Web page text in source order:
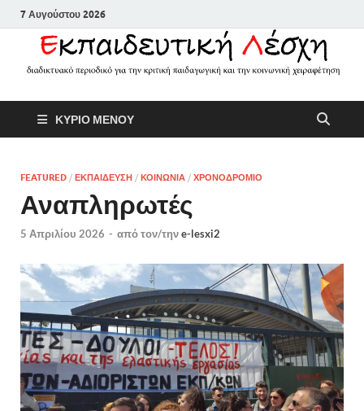
7 Αυγούστου 2026
κριτική παιδαγωγική και την
κοινωνική χειραφέτηση
ΚΥΡΙΟ ΜΕΝΟΥ
FEATURED / ΕΚΠΑΙΔΕΥΣΗ / ΚΟΙΝΩΝΙΑ / ΧΡΟΝΟΔΡΟΜΙΟ
Αναπληρωτές
5 Απριλίου 2026 - από τον/τηνe-lesxi2